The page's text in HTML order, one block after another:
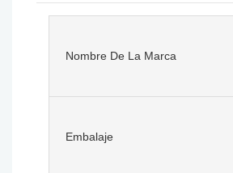
Nombre De La Marca
Embalaje